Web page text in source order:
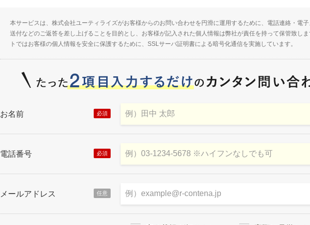
本サービスは、株式会社ユーティライズがお客様からのお問い合わせを円滑に運用するために、電話連絡・電
送付などのご返答を差し上げることを目的とし、お客様が記入された個人情報は弊社が責任を持って保管致し
トではお客様の個人情報を安全に保護するために、SSLサーバ証明書による暗号化通信を実施しています。
お名前 必須
電話番号 必須
メールアドレス 任意